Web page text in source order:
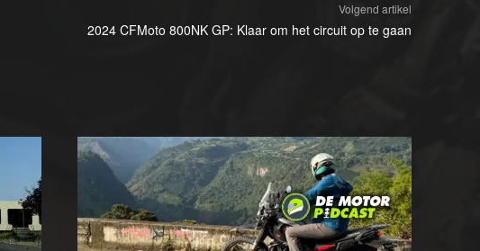
Volgend artikel
2024 CFMoto 800NK GP: Klaar om het circuit op te gaan